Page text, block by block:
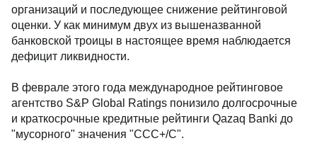
организаций и последующее снижение рейтинговой
оценки. У как минимум двух из вышеназванной
банковской троицы в настоящее время наблюдается
дефицит ликвидности.
В феврале этого года международное рейтинговое
агентство S&P Global Ratings понизило долгосрочные
и краткосрочные кредитные рейтинги Qazaq Banki до
"мусорного" значения "CCC+/C".